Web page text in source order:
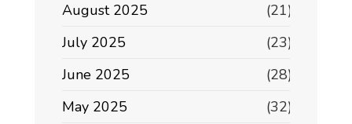
August 2025
(21)
July 2025
(23)
June 2025
(28)
May 2025
(32)